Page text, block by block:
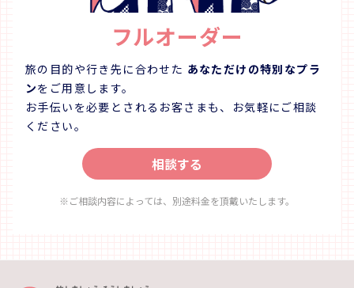
フルオーダー
旅の目的や行き先に合わせた あなただけの特別なプラ
ンをご用意します。
お手伝いを必要とされるお客さまも、お気軽にご相談
ください。
相談する
※ご相談内容によっては、別途料金を頂戴いたします。